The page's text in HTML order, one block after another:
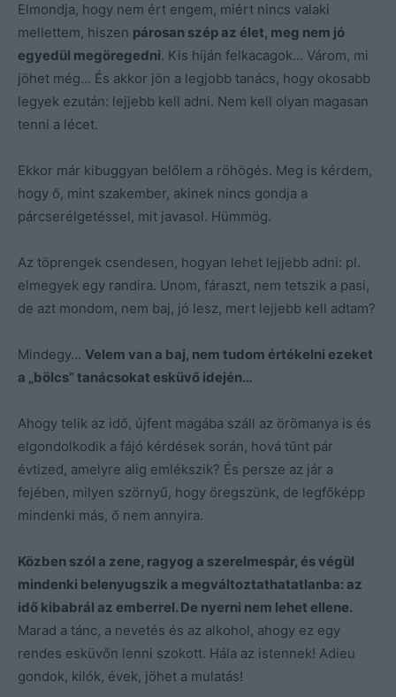
Elmondja, hogy nem ért engem, miért nincs valaki
mellettem, hiszen párosan szép az élet, meg nem jó
egyedül megöregedni. Kis híján felkacagok… Várom, mi
jöhet még… És akkor jön a legjobb tanács, hogy okosabb
legyek ezután: lejjebb kell adni. Nem kell olyan magasan
tenni a lécet.
Ekkor már kibuggyan belőlem a röhögés. Meg is kérdem,
hogy ő, mint szakember, akinek nincs gondja a
párcserélgetéssel, mit javasol. Hümmög.
Az töprengek csendesen, hogyan lehet lejjebb adni: pl.
elmegyek egy randira. Unom, fáraszt, nem tetszik a pasi,
de azt mondom, nem baj, jó lesz, mert lejjebb kell adtam?
Mindegy… Velem van a baj, nem tudom értékelni ezeket
a „bölcs” tanácsokat esküvő idején…
Ahogy telik az idő, újfent magába száll az örömanya is és
elgondolkodik a fájó kérdések során, hová tűnt pár
évtized, amelyre alig emlékszik? És persze az jár a
fejében, milyen szörnyű, hogy öregszünk, de legfőképp
mindenki más, ő nem annyira.
Közben szól a zene, ragyog a szerelmespár, és végül
mindenki belenyugszik a megváltoztathatatlanba: az
idő kibabrál az emberrel. De nyerni nem lehet ellene.
Marad a tánc, a nevetés és az alkohol, ahogy ez egy
rendes esküvőn lenni szokott. Hála az istennek! Adieu
gondok, kilók, évek, jöhet a mulatás!